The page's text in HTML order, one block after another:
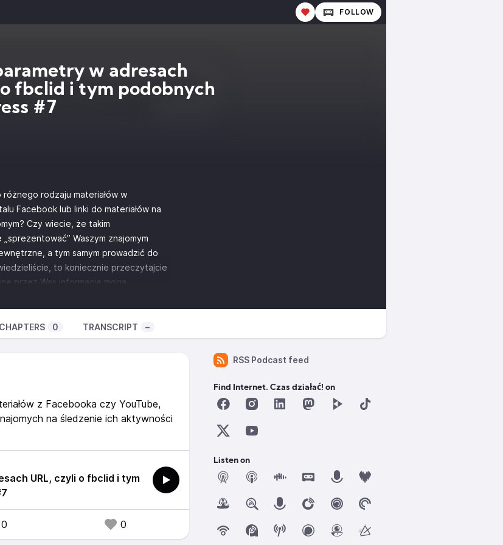
FOLLOW
w adresach
fbclid i tym podobnych
#7
różnego rodzaju materiałów w
Facebook lub linki do materiałów na
Czy wiecie, że takim
Waszym znajomym
a tym samym prowadzić do
to koniecznie przeczytajcie
przez Was informacje mogą
czy działania operatorów stron
elementów do linków są zgodne z
https://www.internet-czas-
dzialac.pl/wsparcie-fundacji/
CHAPTERS 0 TRANSCRIPT –
z Facebooka czy YouTube,
na śledzenie ich aktywności
URL, czyli o fbclid i tym
0 0
RSS Podcast feed
Find Internet. Czas działać! on
Listen on